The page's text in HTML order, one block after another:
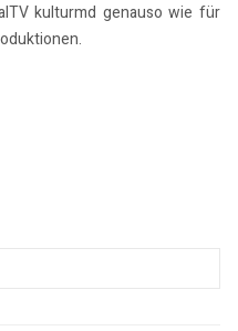
kulturmd genauso wie für